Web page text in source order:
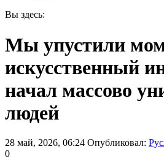
Вы здесь:
Мы упустили
искусственный
начал массово
людей
28 май, 2026, 06:24 Опубликовал:
0